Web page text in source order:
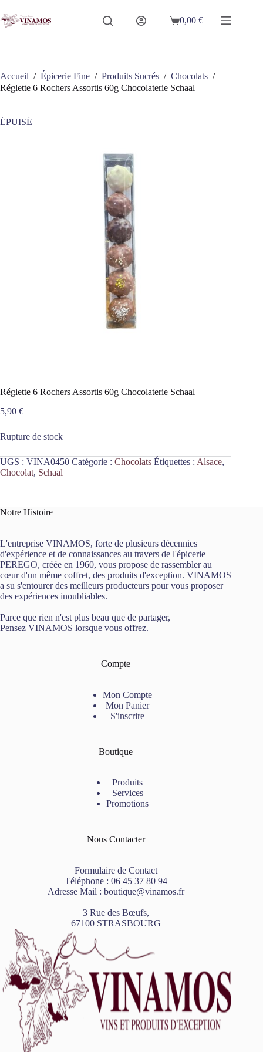
au
contenu
Panier
0,00€
Accueil / Épicerie Fine / Produits Sucrés / Chocolats /
Réglette 6 Rochers Assortis 60g Chocolaterie Schaal
ÉPUISÉ
Réglette 6 Rochers Assortis 60g Chocolaterie Schaal
5,90 €
Rupture de stock
UGS : VINA0450 Catégorie : Chocolats Étiquettes : Alsace,
Chocolat, Schaal
Notre Histoire
L'entreprise VINAMOS, forte de plusieurs décennies
d'expérience et de connaissances au travers de l'épicerie
PEREGO, créée en 1960, vous propose de rassembler au
cœur d'un même coffret, des produits d'exception. VINAMOS
a su s'entourer des meilleurs producteurs pour vous proposer
des expériences inoubliables.
Parce que rien n'est plus beau que de partager,
Pensez VINAMOS lorsque vous offrez.
Compte
Mon Compte
Mon Panier
S'inscrire
Boutique
Produits
Services
Promotions
Nous Contacter
Formulaire de Contact
Téléphone : 06 45 37 80 94
Adresse Mail : boutique@vinamos.fr
3 Rue des Bœufs,
67100 STRASBOURG